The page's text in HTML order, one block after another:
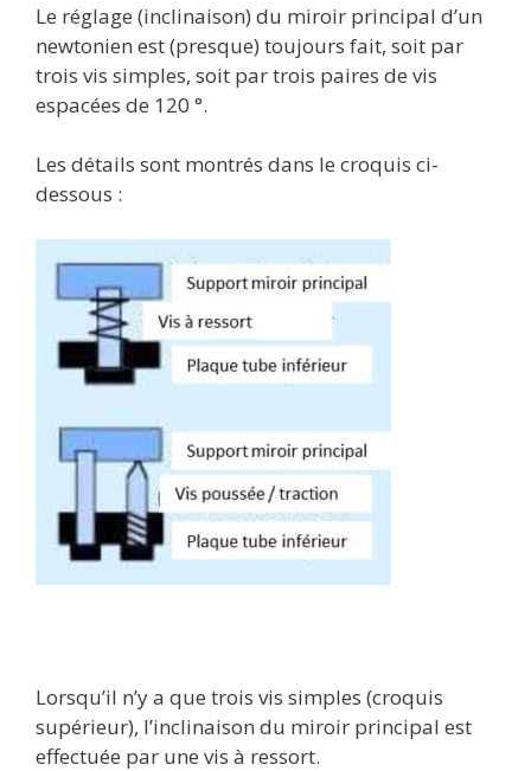
Le réglage (inclinaison) du miroir principal d’un
newtonien est (presque) toujours fait, soit par
trois vis simples, soit par trois paires de vis
espacées de 120 °.
Les détails sont montrés dans le croquis ci-
dessous :
Lorsqu’il n’y a que trois vis simples (croquis
supérieur), l’inclinaison du miroir principal est
effectuée par une vis à ressort.